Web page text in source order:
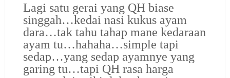
Lagi satu gerai yang QH biase
singgah…kedai nasi kukus ayam
dara…tak tahu tahap mane kedaraan
ayam tu…hahaha…simple tapi
sedap…yang sedap ayamnye yang
garing tu…tapi QH rasa harga